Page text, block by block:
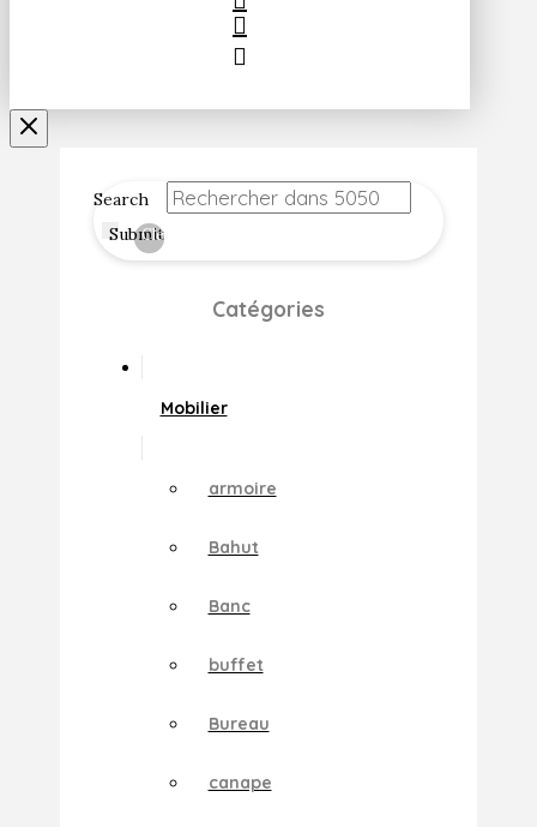
Search
Submit
Clear
Catégories
Mobilier
armoire
Bahut
Banc
buffet
Bureau
canape